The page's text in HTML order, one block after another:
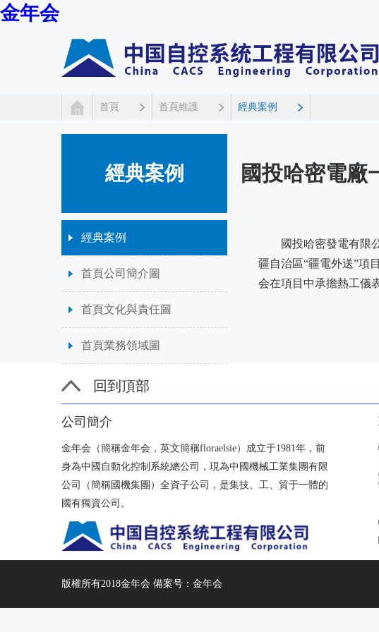
金年会
首頁 首頁維護 經典案例
經典案例
經典案例
首頁公司簡介圖
首頁文化與責任圖
首頁業務領域圖
國投哈密電廠
國投哈密發電有限
疆自治區“疆電外送”項
会在項目中承擔熱工儀
回到頂部
公司簡介
金年会（簡稱金年会，英文簡稱floraelsie）成立于1981年，前
身為中國自動化控制系統總公司，現為中國機械工業集團有限
公司（簡稱國機集團）全資子公司，是集技、工、貿于一體的
國有獨資公司。
版權所有2018金年会 備案号：金年会